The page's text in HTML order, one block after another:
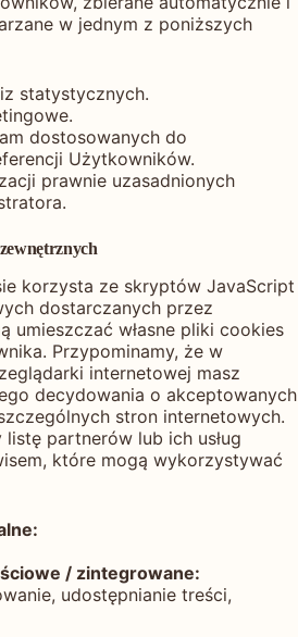
w jednym z poniższych
statystycznych.
dostosowanych do
Użytkowników.
prawnie uzasadnionych
korzysta ze skryptów JavaScript
dostarczanych przez
umieszczać własne pliki cookies
Przypominamy, że w
internetowej masz
decydowania o akceptowanych
stron internetowych.
partnerów lub ich usług
które mogą wykorzystywać
/ zintegrowane:
udostępnianie treści,